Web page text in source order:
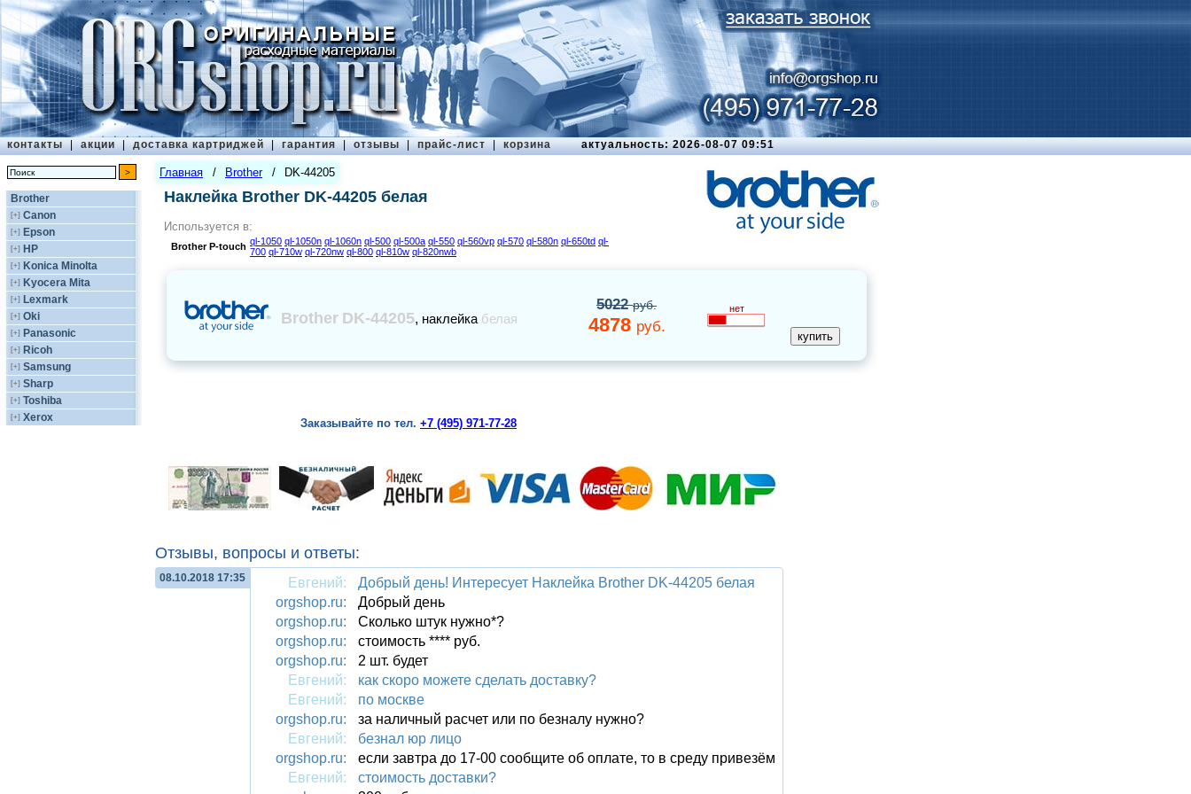
контакты | акции | доставка картриджей | гарантия | отзывы | прайс-лист | корзина актуальность: 2026-08-07 09:51
Brother
[+] Canon
[+] Epson
[+] HP
[+] Konica Minolta
[+] Kyocera Mita
[+] Lexmark
[+] Oki
[+] Panasonic
[+] Ricoh
[+] Samsung
[+] Sharp
[+] Toshiba
[+] Xerox
Главная / Brother / DK-44205
Наклейка Brother DK-44205 белая
Используется в:
BrotherP-touch ql-1050 ql-1050n ql-1060n ql-500 ql-500a ql-550 ql-560vp ql-570 ql-580n ql-650td ql-
700 ql-710w ql-720nw ql-800 ql-810w ql-820nwb
Brother DK-44205, наклейка белая
5022руб.
4878 руб.
нет
Заказывайте по тел. +7 (495) 971-77-28
Отзывы, вопросы и ответы:
08.10.2018 17:35 Евгений:
Добрый день! Интересует Наклейка Brother DK-44205 белая
orgshop.ru:
Добрый день
orgshop.ru:
Сколько штук нужно*?
orgshop.ru:
стоимость **** руб.
orgshop.ru:
2 шт. будет
Евгений:
как скоро можете сделать доставку?
Евгений:
по москве
orgshop.ru:
за наличный расчет или по безналу нужно?
Евгений:
безнал юр лицо
orgshop.ru:
если завтра до 17-00 сообщите об оплате, то в среду привезём
Евгений:
стоимость доставки?